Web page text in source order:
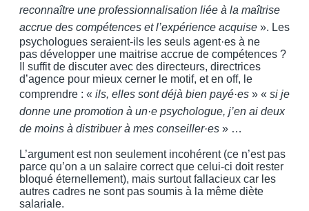
reconnaître une professionnalisation liée à la maîtrise
accrue des compétences et l’expérience acquise ». Les
psychologues seraient-ils les seuls agent·es à ne
pas développer une maitrise accrue de compétences ?
Il suffit de discuter avec des directeurs, directrices
d’agence pour mieux cerner le motif, et en off, le
comprendre : « ils, elles sont déjà bien payé·es » « si je
donne une promotion à un·e psychologue, j’en ai deux
de moins à distribuer à mes conseiller·es » …
L’argument est non seulement incohérent (ce n’est pas
parce qu’on a un salaire correct que celui-ci doit rester
bloqué éternellement), mais surtout fallacieux car les
autres cadres ne sont pas soumis à la même diète
salariale.